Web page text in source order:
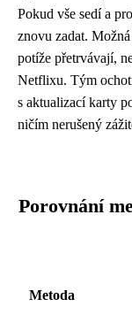
Pokud vše sedí a
znovu zadat.
potíže přetrvávají,
Netflixu. Tým
s aktualizací karty
ničím nerušený
Porovnání
Metoda